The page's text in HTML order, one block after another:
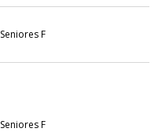
Seniores F
Seniores F